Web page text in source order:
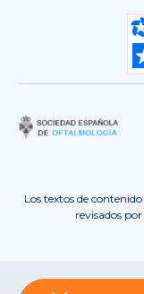
Los textos de
revisados por